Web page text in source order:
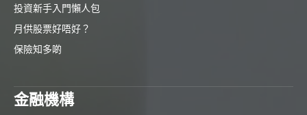
投資新手入門懶人包
月供股票好唔好？
保險知多啲
金融機構